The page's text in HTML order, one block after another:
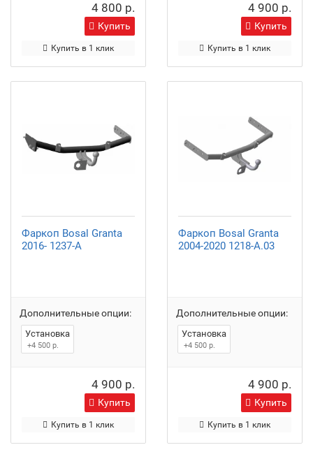
4 800 р.
Купить
Купить в 1 клик
4 900 р.
Купить
Купить в 1 клик
Фаркоп Bosal Granta
2016- 1237-A
Дополнительные опции:
Установка
+4 500 р.
4 900 р.
Купить
Купить в 1 клик
Фаркоп Bosal Granta
2004-2020 1218-A.03
Дополнительные опции:
Установка
+4 500 р.
4 900 р.
Купить
Купить в 1 клик